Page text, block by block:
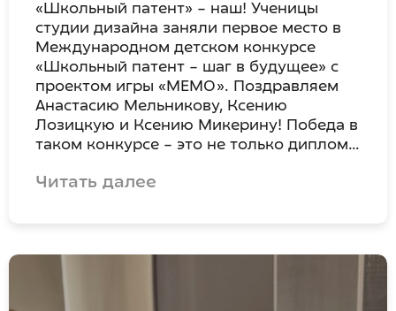
«Школьный патент» – наш! Ученицы
студии дизайна заняли первое место в
Международном детском конкурсе
«Школьный патент – шаг в будущее» с
проектом игры «МЕМО». Поздравляем
Анастасию Мельникову, Ксению
Лозицкую и Ксению Микерину! Победа в
таком конкурсе – это не только диплом…
Читать далее